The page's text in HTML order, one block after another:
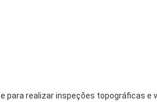
para realizar inspeções topográficas